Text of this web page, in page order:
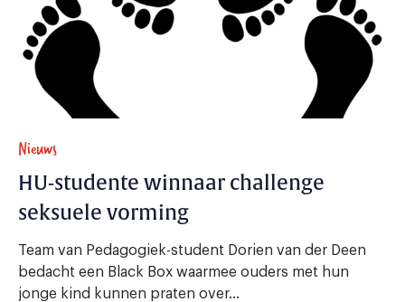
Nieuws
HU-studente winnaar challenge
seksuele vorming
Team van Pedagogiek-student Dorien van der Deen
bedacht een Black Box waarmee ouders met hun
jonge kind kunnen praten over...